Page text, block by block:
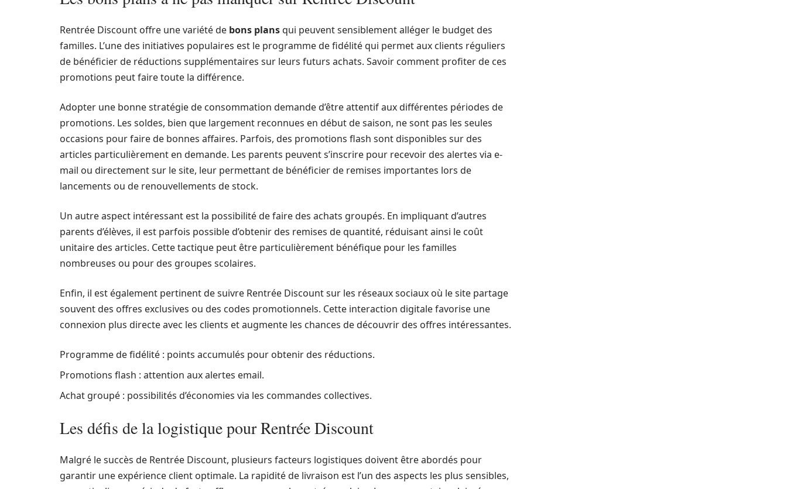
Rentrée Discount offre une variété de bons plansqui peuvent sensiblement alléger le budget des
familles. L’une des initiatives populaires est le programme de fidélité qui permet aux clients réguliers
de bénéficier de réductions supplémentaires sur leurs futurs achats. Savoir comment profiter de ces
promotions peut faire toute la différence.
Adopter une bonne stratégie de consommation demande d’être attentif aux différentes périodes de
promotions. Les soldes, bien que largement reconnues en début de saison, ne sont pas les seules
occasions pour faire de bonnes affaires. Parfois, des promotions flash sont disponibles sur des
articles particulièrement en demande. Les parents peuvent s’inscrire pour recevoir des alertes via e-
mail ou directement sur le site, leur permettant de bénéficier de remises importantes lors de
lancements ou de renouvellements de stock.
Un autre aspect intéressant est la possibilité de faire des achats groupés. En impliquant d’autres
parents d’élèves, il est parfois possible d’obtenir des remises de quantité, réduisant ainsi le coût
unitaire des articles. Cette tactique peut être particulièrement bénéfique pour les familles
nombreuses ou pour des groupes scolaires.
Enfin, il est également pertinent de suivre Rentrée Discount sur les réseaux sociaux où le site partage
souvent des offres exclusives ou des codes promotionnels. Cette interaction digitale favorise une
connexion plus directe avec les clients et augmente les chances de découvrir des offres intéressantes.
Programme de fidélité : points accumulés pour obtenir des réductions.
Promotions flash : attention aux alertes email.
Achat groupé : possibilités d’économies via les commandes collectives.
Les défis de la logistique pour Rentrée Discount
Malgré le succès de Rentrée Discount, plusieurs facteurs logistiques doivent être abordés pour
garantir une expérience client optimale. La rapidité de livraison est l’un des aspects les plus sensibles,